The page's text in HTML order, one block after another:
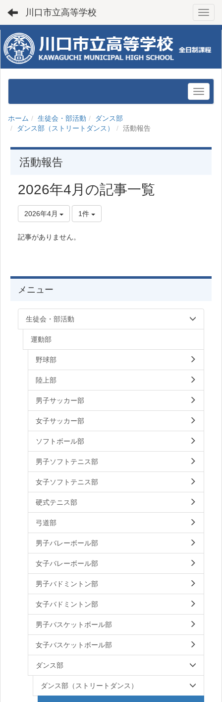
川口市立高等学校
ホーム 生徒会・部活動
ダンス部
ダンス部（ストリートダンス）
活動報告
活動報告
2026年4月の記事一覧
2026年4月 1件
記事がありません。
メニュー
生徒会・部活動
運動部
野球部
陸上部
男子サッカー部
女子サッカー部
ソフトボール部
男子ソフトテニス部
女子ソフトテニス部
硬式テニス部
弓道部
男子バレーボール部
女子バレーボール部
男子バドミントン部
女子バドミントン部
男子バスケットボール部
女子バスケットボール部
ダンス部
ダンス部（ストリートダンス）